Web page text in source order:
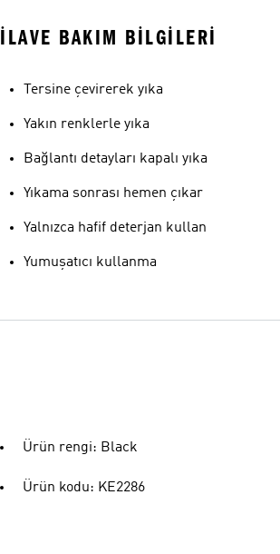
İLAVE BAKIM BILGILERI
Tersine çevirerek yıka
Yakın renklerle yıka
Bağlantı detayları kapalı yıka
Yıkama sonrası hemen çıkar
Yalnızca hafif deterjan kullan
Yumuşatıcı kullanma
Ürün rengi: Black
Ürün kodu: KE2286